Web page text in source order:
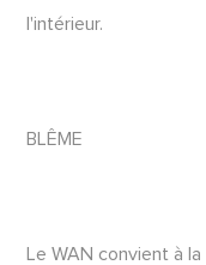
l'intérieur.
BLÊME
Le WAN convient à